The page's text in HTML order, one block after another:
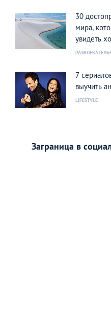
30
мира,
увидеть
7
выучить
LIFESTYLE
Заграница в